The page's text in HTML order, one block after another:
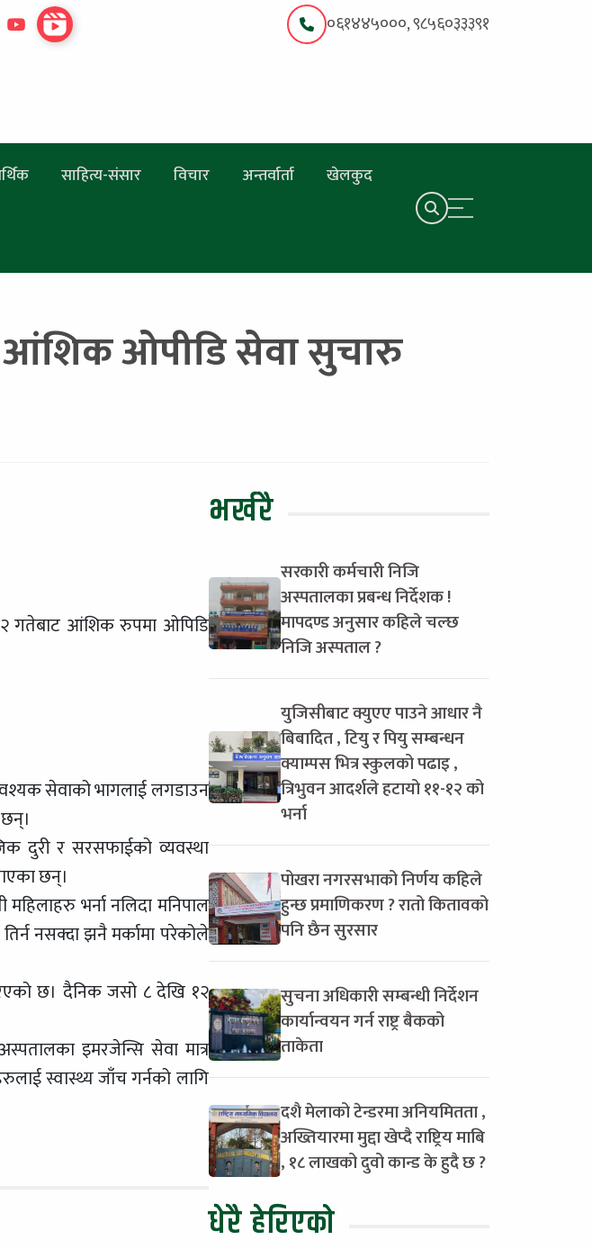
०६१४४५०००, ९८५६०३३३९१
साहित्य-संसार विचार अन्तर्वार्ता खेलकुद
आंशिक ओपीडि सेवा सुचारु
गतेबाट आंशिक रुपमा ओपिडि
सेवाको भागलाई लगडाउन
दुरी र सरसफाईको व्यवस्था
छन्।
भर्ना नलिदा मनिपाल
नसक्दा झनै मर्कामा परेकोले
छ। दैनिक जसो ८ देखि १२
इमरजेन्सि सेवा मात्र
स्वास्थ्य जाँच गर्नको लागि
भर्खरै
सरकारी कर्मचारी निजि
अस्पतालका प्रबन्ध निर्देशक !
मापदण्ड अनुसार कहिले चल्छ
निजि अस्पताल ?
युजिसीबाट क्युएए पाउने आधार नै
बिबादित , टियु र पियु सम्बन्धन
क्याम्पस भित्र स्कुलको पढाइ ,
त्रिभुवन आदर्शले हटायो ११-१२ को
भर्ना
पोखरा नगरसभाको निर्णय कहिले
हुन्छ प्रमाणिकरण ? रातो कितावको
पनि छैन सुरसार
सुचना अधिकारी सम्बन्धी निर्देशन
कार्यान्वयन गर्न राष्ट्र बैकको
ताकेता
दशै मेलाको टेन्डरमा अनियमितता ,
अख्तियारमा मुद्दा खेप्दै राष्ट्रिय माबि
, १८ लाखको दुवो कान्ड के हुदै छ ?
धेरै हेरिएको